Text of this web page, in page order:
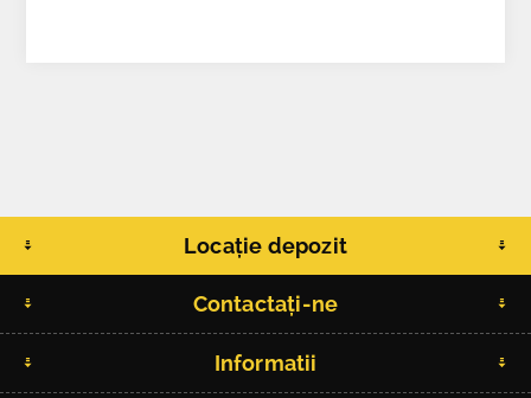
Locație depozit
Contactați-ne
Informatii